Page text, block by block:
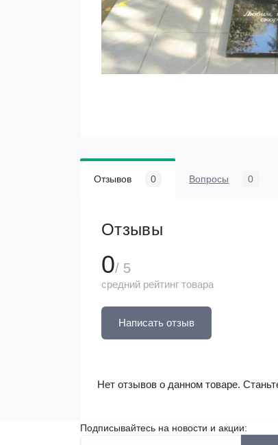
Отзывов 0 Вопросы 0
Отзывы
0/ 5
средний рейтинг товара
Написать отзыв
Нет отзывов о данном товаре.
Подписывайтесь на новости и акции: